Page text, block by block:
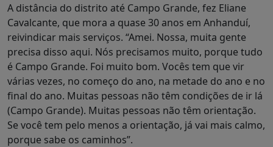
A distância do distrito até Campo Grande, fez Eliane
Cavalcante, que mora a quase 30 anos em Anhanduí,
reivindicar mais serviços. “Amei. Nossa, muita gente
precisa disso aqui. Nós precisamos muito, porque tudo
é Campo Grande. Foi muito bom. Vocês tem que vir
várias vezes, no começo do ano, na metade do ano e no
final do ano. Muitas pessoas não têm condições de ir lá
(Campo Grande). Muitas pessoas não têm orientação.
Se você tem pelo menos a orientação, já vai mais calmo,
porque sabe os caminhos”.